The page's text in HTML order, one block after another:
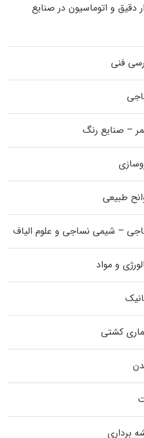
دقیق و اتوماسیون در صنایع
فنی
– صنایع رنگ
طبیعی
– شیمی نساجی و علوم الیاف
و مواد
کشتی
برداری